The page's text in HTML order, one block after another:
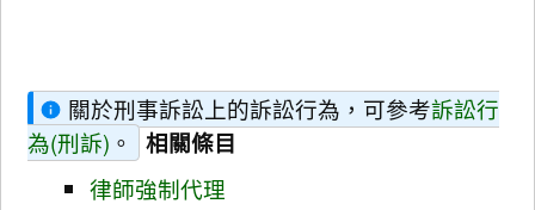
關於刑事訴訟上的訴訟行為，可參考訴訟行
為(刑訴) 。 相關條目
律師強制代理